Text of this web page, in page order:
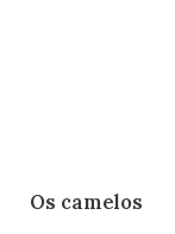
Os camelos